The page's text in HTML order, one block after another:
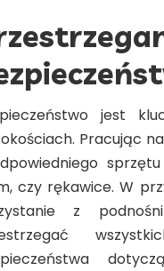
jest
Pracując
czy rękawice. W
z